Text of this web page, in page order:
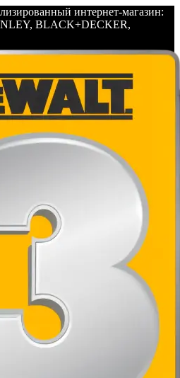
интернет-магазин:
BLACK+DECKER,